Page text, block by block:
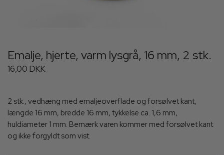
Emalje, hjerte, varm lysgrå, 16 mm, 2 stk.
16,00 DKK
2 stk., vedhæng med emaljeoverflade og forsølvet kant,
længde 16 mm, bredde 16 mm, tykkelse ca. 1,6 mm,
huldiameter 1 mm. Bemærk varen kommer med forsølvet kant
og ikke forgyldt som vist.